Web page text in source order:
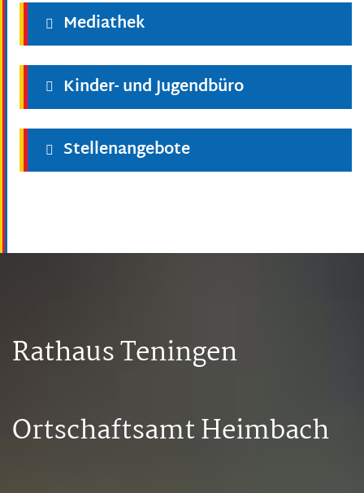
Mediathek
Kinder- und Jugendbüro
Stellenangebote
Rathaus Teningen
Ortschaftsamt Heimbach